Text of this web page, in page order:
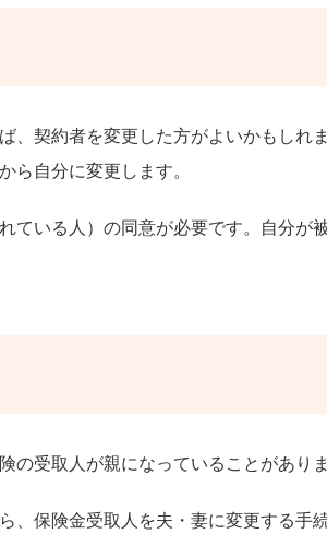
、契約者を変更した方がよいかもしれ
ら自分に変更します。
ている人）の同意が必要です。自分が
受取人が親になっていることがありま
、保険金受取人を夫・妻に変更する手